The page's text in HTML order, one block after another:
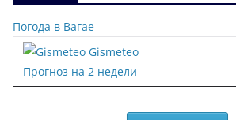
Погода в Вагае
Gismeteo
Прогноз на 2 недели